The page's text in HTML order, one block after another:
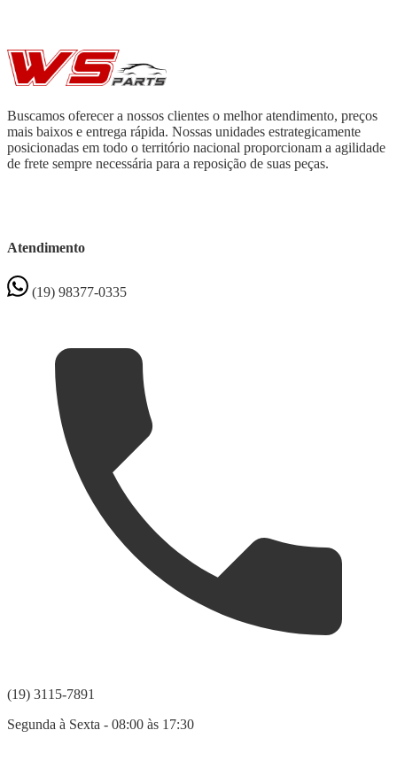
Buscamos oferecer a nossos clientes o melhor atendimento, preços
mais baixos e entrega rápida. Nossas unidades estrategicamente
posicionadas em todo o território nacional proporcionam a agilidade
de frete sempre necessária para a reposição de suas peças.
Atendimento
(19) 98377-0335
(19) 3115-7891
Segunda à Sexta - 08:00 às 17:30